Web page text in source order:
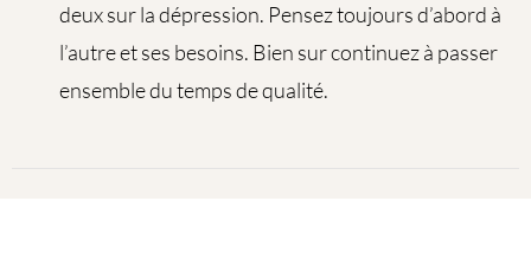
deux sur la dépression. Pensez toujours d’abord à
l’autre et ses besoins. Bien sur continuez à passer
ensemble du temps de qualité.